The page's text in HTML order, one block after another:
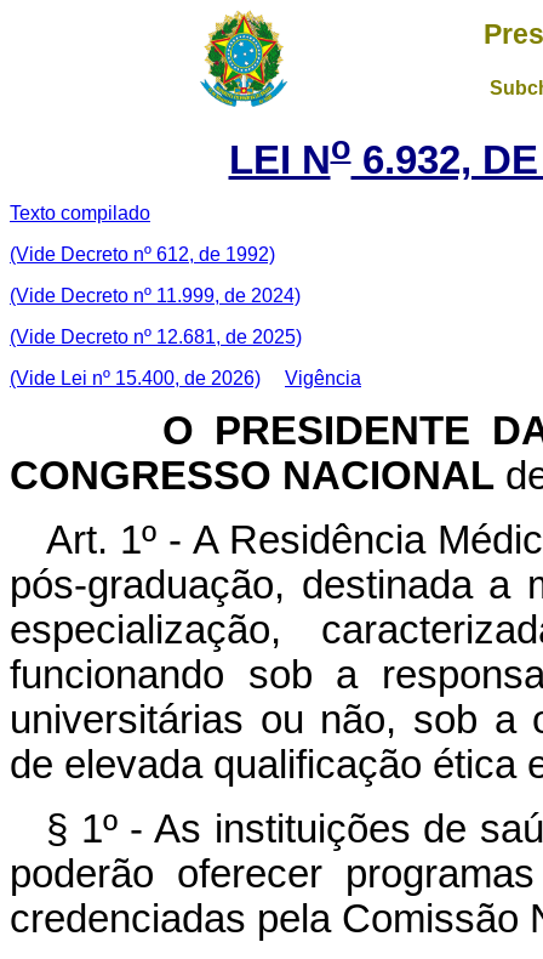
LEI No6.932,
Texto compilado
(Vide Decreto nº 612, de 1992)
(Vide Decreto nº 11.999, de 2024)
(Vide Decreto nº 12.681, de 2025)
(Vide Lei nº 15.400, de 2026)
Vigência
O PRESIDENTE
CONGRESSO NACIONAL
Art. 1º - A Residência
pós-graduação, destinada
especialização,
funcionando sob a
universitárias ou não, sob a
de elevada qualificação ética
§ 1º - As instituições de
poderão oferecer
credenciadas pela Comissão